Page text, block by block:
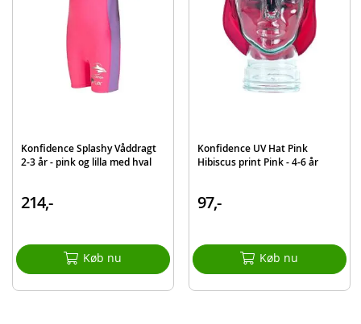
Alder: 7-8 år
Produktdetaljer
Konfidence Splashy Våddragt
2-3 år - pink og lilla med hval
214,-
Køb nu
Konfidence UV Hat Pink
Hibiscus print Pink - 4-6 år
97,-
Køb nu